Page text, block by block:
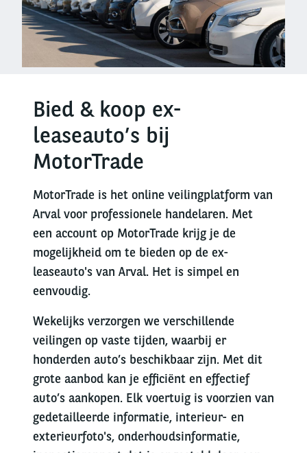
Bied & koop ex-
leaseauto’s bij
MotorTrade
MotorTrade is het online veilingplatform van
Arval voor professionele handelaren. Met
een account op MotorTrade krijg je de
mogelijkheid om te bieden op de ex-
leaseauto's van Arval. Het is simpel en
eenvoudig.
Wekelijks verzorgen we verschillende
veilingen op vaste tijden, waarbij er
honderden auto’s beschikbaar zijn. Met dit
grote aanbod kan je efficiënt en effectief
auto’s aankopen. Elk voertuig is voorzien van
gedetailleerde informatie, interieur- en
exterieurfoto's, onderhoudsinformatie,